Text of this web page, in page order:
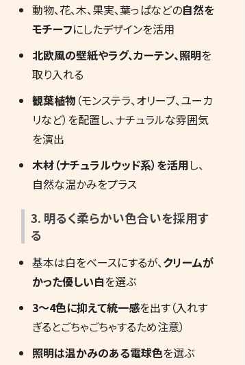
動物、花、木、果実、葉っぱなどの自然を
モチーフにしたデザインを活用
北欧風の壁紙やラグ、カーテン、照明を
取り入れる
観葉植物 （モンステラ、オリーブ、ユーカ
リなど）を配置し、ナチュラルな雰囲気
を演出
木材（ナチュラルウッド系）を活用し、
自然な温かみをプラス
3. 明るく柔らかい色合いを採用す
る
基本は白をベースにするが、クリームが
かった優しい白を選ぶ
3～4色に抑えて統一感を出す（入れす
ぎるとごちゃごちゃするため注意）
照明は温かみのある電球色を選ぶ